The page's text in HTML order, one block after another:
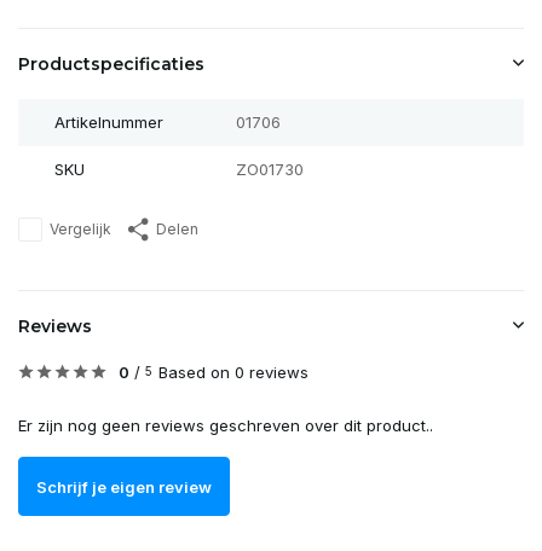
Productspecificaties
Artikelnummer 01706
SKU ZO01730
Vergelijk Delen
Reviews
0 / 5 Based on 0 reviews
Er zijn nog geen reviews geschreven over dit product..
Schrijf je eigen review